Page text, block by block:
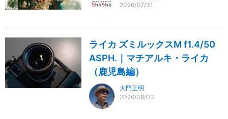
2026/07/31
ライカ ズミルックスM f1.4/50
ASPH.｜マチアルキ・ライカ
（鹿児島編）
大門正明
2026/08/03